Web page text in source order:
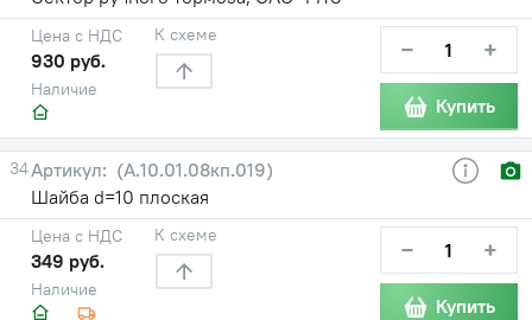
Наличие
Цена с НДС
930 руб.
К схеме − +
Купить
34
(А.10.01.08кп.019)
Шайба d=10 плоская
Наличие
Цена с НДС
349 руб.
К схеме − +
Купить